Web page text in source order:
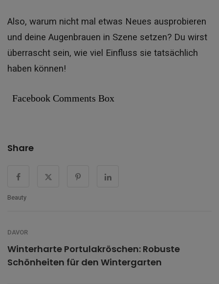
Also, warum nicht mal etwas Neues ausprobieren
und deine Augenbrauen in Szene setzen? Du wirst
überrascht sein, wie viel Einfluss sie tatsächlich
haben können!
Facebook Comments Box
Share
Beauty
DAVOR
Winterharte Portulakröschen: Robuste
Schönheiten für den Wintergarten